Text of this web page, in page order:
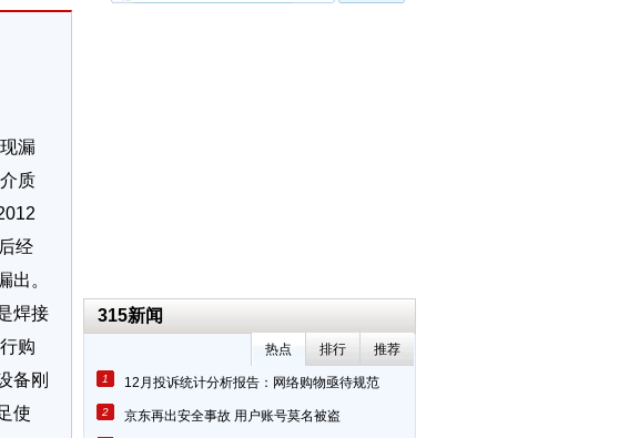
漏
质
经
出。
焊接
购
备刚
使
315新闻
推荐
排行
热点
1 12月投诉统计分析报告：网络购物亟待规范
2 京东再出安全事故 用户账号莫名被盗